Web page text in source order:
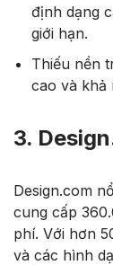
định dạng
giới hạn.
Thiếu nền
cao và khả
3.
Design.com
cung cấp
phí. Với hơn
và các hình